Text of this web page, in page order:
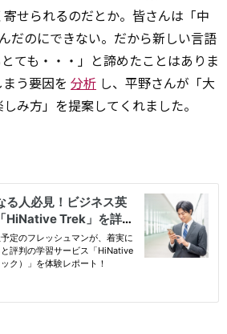
せられるのだとか。皆さんは「中
だのにできない。だから新しい言語
ても・・・」と諦めたことはありま
う要因を 分析 し、平野さんが「大
み方」を提案してくれました。